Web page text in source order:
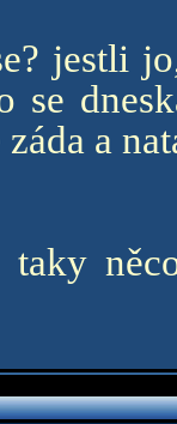
jestli
se
a
taky